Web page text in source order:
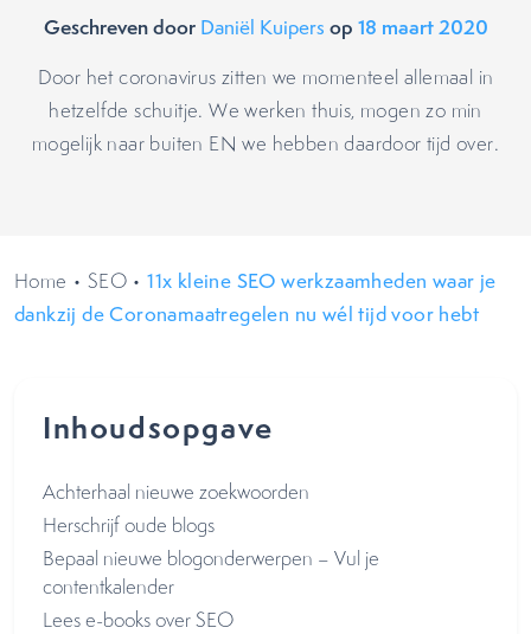
Geschreven door Daniël Kuipers op 18 maart 2020
Door het coronavirus zitten we momenteel allemaal in
hetzelfde schuitje. We werken thuis, mogen zo min
mogelijk naar buiten EN we hebben daardoor tijd over.
Home • SEO •11x kleine SEO werkzaamheden waar je
dankzij de Coronamaatregelen nu wél tijd voor hebt
Inhoudsopgave
Achterhaal nieuwe zoekwoorden
Herschrijf oude blogs
Bepaal nieuwe blogonderwerpen – Vul je
contentkalender
Lees e-books over SEO